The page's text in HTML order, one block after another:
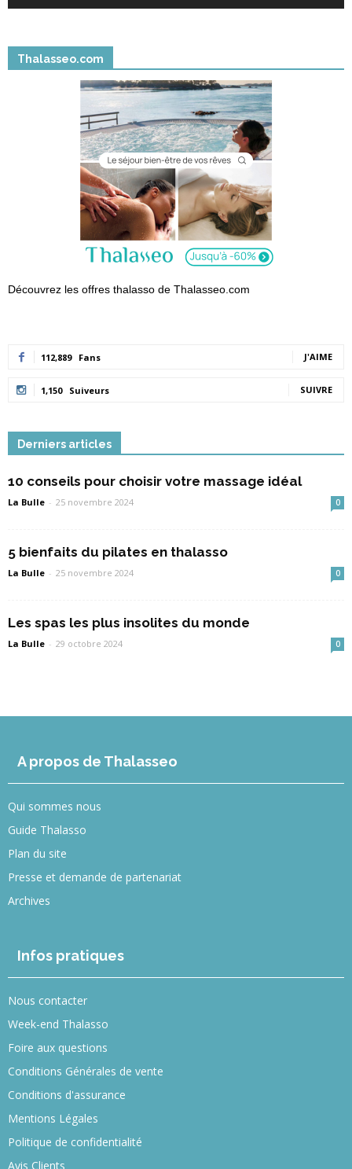
Thalasseo.com
Découvrez les offres thalasso de Thalasseo.com
112,889 Fans J'AIME
1,150 Suiveurs SUIVRE
Derniers articles
10 conseils pour choisir votre massage idéal
La Bulle - 25 novembre 2024 0
5 bienfaits du pilates en thalasso
La Bulle - 25 novembre 2024 0
Les spas les plus insolites du monde
La Bulle - 29 octobre 2024 0
A propos de Thalasseo
Qui sommes nous
Guide Thalasso
Plan du site
Presse et demande de partenariat
Archives
Infos pratiques
Nous contacter
Week-end Thalasso
Foire aux questions
Conditions Générales de vente
Conditions d'assurance
Mentions Légales
Politique de confidentialité
Avis Clients